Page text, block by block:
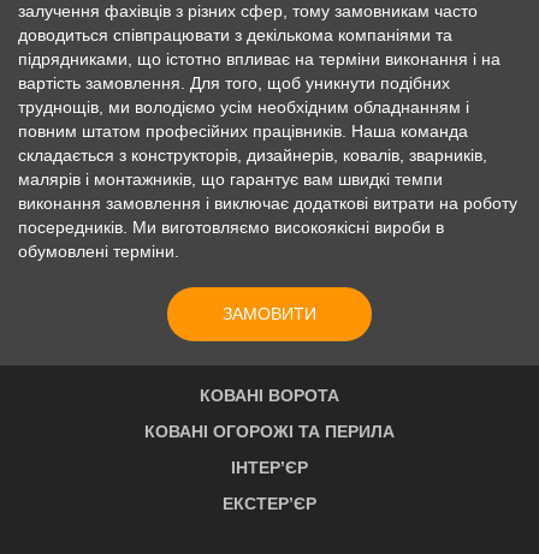
залучення фахівців з різних сфер, тому замовникам часто
доводиться співпрацювати з декількома компаніями та
підрядниками, що істотно впливає на терміни виконання і на
вартість замовлення. Для того, щоб уникнути подібних
труднощів, ми володіємо усім необхідним обладнанням і
повним штатом професійних працівників. Наша команда
складається з конструкторів, дизайнерів, ковалів, зварників,
малярів і монтажників, що гарантує вам швидкі темпи
виконання замовлення і виключає додаткові витрати на роботу
посередників. Ми виготовляємо високоякісні вироби в
обумовлені терміни.
ЗАМОВИТИ
КОВАНІ ВОРОТА
КОВАНІ ОГОРОЖІ ТА ПЕРИЛА
ІНТЕР’ЄР
ЕКСТЕР’ЄР